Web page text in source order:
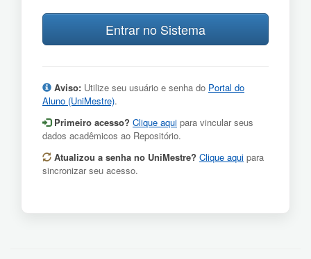
Aviso: Utilize seu usuário e senha do Portal do
Aluno (UniMestre).
Primeiro acesso? Clique aqui para vincular seus
dados acadêmicos ao Repositório.
Atualizou a senha no UniMestre? Clique aqui para
sincronizar seu acesso.